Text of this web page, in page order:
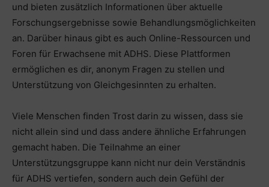
und bieten zusätzlich Informationen über aktuelle
Forschungsergebnisse sowie Behandlungsmöglichkeiten
an. Darüber hinaus gibt es auch Online-Ressourcen und
Foren für Erwachsene mit ADHS. Diese Plattformen
ermöglichen es dir, anonym Fragen zu stellen und
Unterstützung von Gleichgesinnten zu erhalten.
Viele Menschen finden Trost darin zu wissen, dass sie
nicht allein sind und dass andere ähnliche Erfahrungen
gemacht haben. Die Teilnahme an einer
Unterstützungsgruppe kann nicht nur dein Verständnis
für ADHS vertiefen, sondern auch dein Gefühl der